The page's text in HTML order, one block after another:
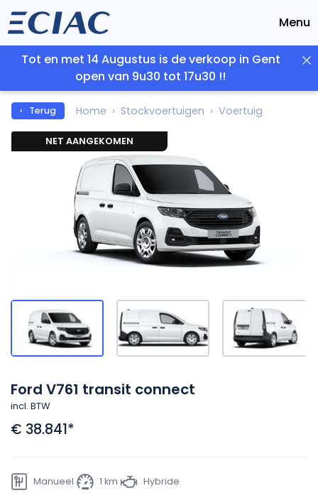
Menu
Tot en met 14 Augustus is de verkoop in Gent
open van 9u30 tot 17u30 !!
‹ Terug Home Stockvoertuigen Voertuig
NET AANGEKOMEN
Ford V761 transit connect
incl. BTW
€ 38.841*
Manueel 1 km Hybride